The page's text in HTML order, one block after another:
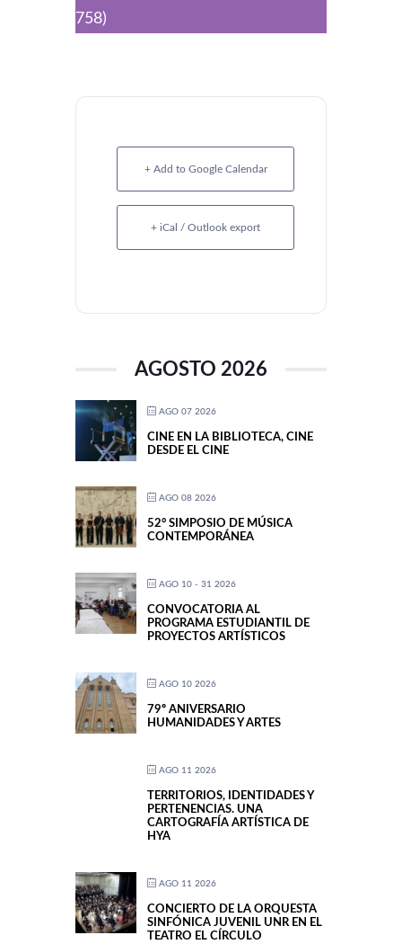
758)
+ Add to Google Calendar
+ iCal / Outlook export
AGOSTO 2026
AGO 07 2026
CINE EN LA BIBLIOTECA, CINE
DESDE EL CINE
AGO 08 2026
52° SIMPOSIO DE MÚSICA
CONTEMPORÁNEA
AGO 10 - 31 2026
CONVOCATORIA AL
PROGRAMA ESTUDIANTIL DE
PROYECTOS ARTÍSTICOS
AGO 10 2026
79º ANIVERSARIO
HUMANIDADES Y ARTES
AGO 11 2026
TERRITORIOS, IDENTIDADES Y
PERTENENCIAS. UNA
CARTOGRAFÍA ARTÍSTICA DE
HYA
AGO 11 2026
CONCIERTO DE LA ORQUESTA
SINFÓNICA JUVENIL UNR EN EL
TEATRO EL CÍRCULO